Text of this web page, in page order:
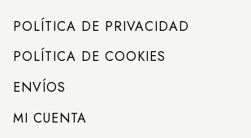
POLÍTICA DE PRIVACIDAD
POLÍTICA DE COOKIES
ENVÍOS
MI CUENTA